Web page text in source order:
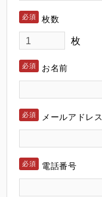
枚数
枚
お名前
メールアドレス
電話番号